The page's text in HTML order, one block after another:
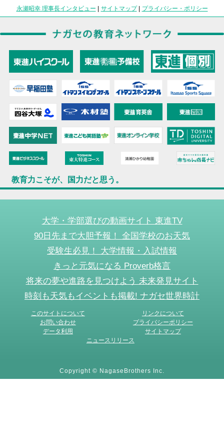
永瀬昭幸 理事長インタビュー | サイトマップ| プライバシー・ポリシー
教育力こそが、国力だと思う。
大学・学部選びの動画サイト 東進TV
90日先まで大胆予報！ 全国学校のお天気
受験生必見！ 大学情報・入試情報
きっと元気になる Proverb格言
将来の夢や進路を見つけよう 未来発見サイト
時刻も天気もイベントも掲載! ナガセ世界時計
このサイトについて
リンクについて
お問い合わせ
プライバシーポリシー
データ利用
サイトマップ
ニュースリリース
Copyright © NagaseBrothers Inc.